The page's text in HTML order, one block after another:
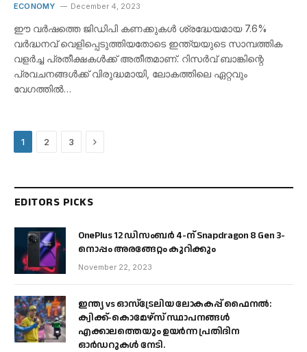
ECONOMY December 4, 2023
ഈ വർഷത്തെ ജിഡിപി കണക്കുകൾ ശ്രദ്ധേയമായ 7.6%
വർദ്ധനവ് വെളിപ്പെടുത്തിയതോടെ ഇന്ത്യയുടെ സാമ്പത്തിക
വളർച്ച പ്രതീക്ഷകൾക്ക് അതീതമാണ്. റിസർവ് ബാങ്കിന്റെ
പ്രവചനങ്ങൾക്ക് വിരുദ്ധമായി, ലോകത്തിലെ ഏറ്റവും
വേഗത്തിൽ…
1 2 3 Next
EDITORS PICKS
OnePlus 12 ഡിസംബർ 4-ന് Snapdragon 8 Gen 3-
നൊപ്പം അരങ്ങേറ്റം കുറിക്കും
November 22, 2023
ഇന്ത്യ vs ഓസ്‌ട്രേലിയ ലോകകപ്പ് ഫൈനൽ:
ക്വിക്ക്-കൊമേഴ്‌സ് സ്ഥാപനങ്ങൾ
എക്കാലത്തെയും ഉയർന്ന പ്രതിദിന
ഓർഡറുകൾ നേടി.